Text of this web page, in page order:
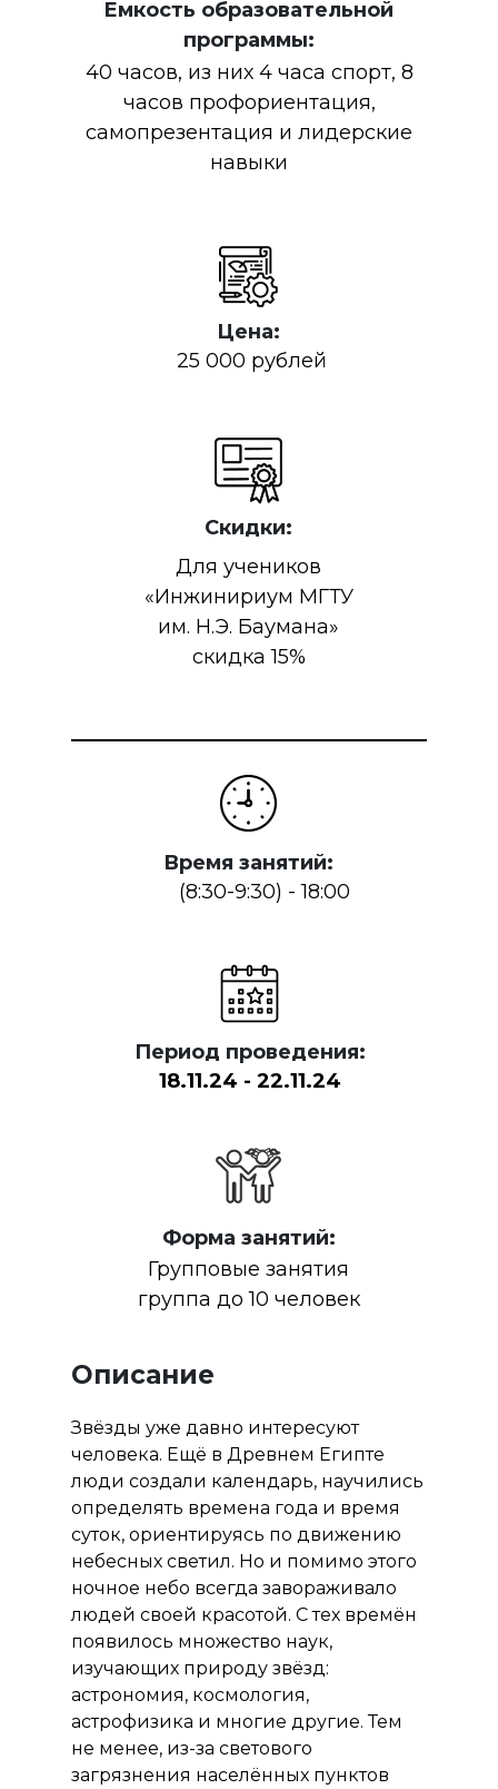
Звёзды уже давно интересуют
человека. Ещё в Древнем Египте
люди создали календарь, научились
определять времена года и время
суток, ориентируясь по движению
небесных светил. Но и помимо этого
ночное небо всегда завораживало
людей своей красотой. С тех времён
появилось множество наук,
изучающих природу звёзд:
астрономия, космология,
астрофизика и многие другие. Тем
не менее, из-за светового
загрязнения населённых пунктов
Описание
Емкость образовательной
программы:
40 часов, из них 4 часа спорт, 8
часов профориентация,
самопрезентация и лидерские
навыки
Цена:
25 000 рублей
Форма занятий:
Групповые занятия
группа до 10 человек
Скидки:
Для учеников
«Инжинириум МГТУ
им. Н.Э. Баумана»
скидка 15%
Период проведения:
18.11.24 - 22.11.24
Время занятий:
(8:30-9:30) - 18:00